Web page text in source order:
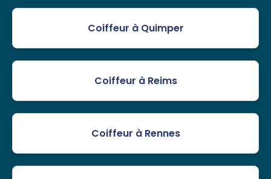
Coiffeur à Quimper
Coiffeur à Reims
Coiffeur à Rennes